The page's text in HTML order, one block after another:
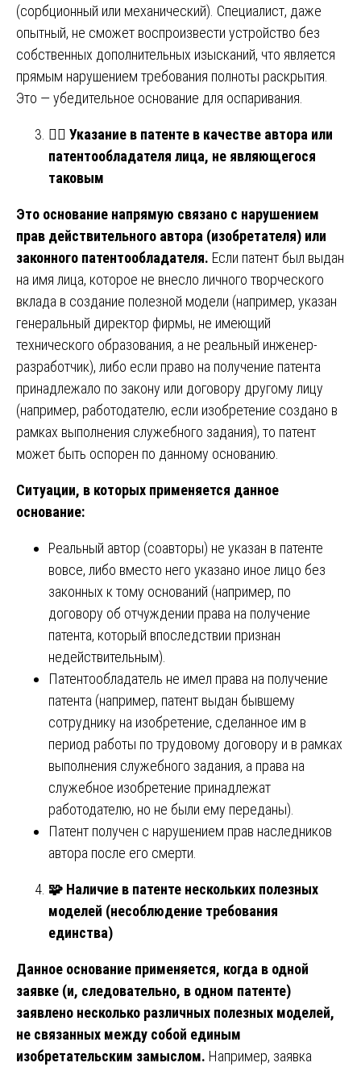
(сорбционный или механический). Специалист, даже
опытный, не сможет воспроизвести устройство без
собственных дополнительных изысканий, что является
прямым нарушением требования полноты раскрытия.
Это — убедительное основание для оспаривания.
🧑 Указание в патенте в качестве автора или
патентообладателя лица, не являющегося
таковым
Это основание напрямую связано с нарушением
прав действительного автора (изобретателя) или
законного патентообладателя. Если патент был выдан
на имя лица, которое не внесло личного творческого
вклада в создание полезной модели (например, указан
генеральный директор фирмы, не имеющий
технического образования, а не реальный инженер-
разработчик), либо если право на получение патента
принадлежало по закону или договору другому лицу
(например, работодателю, если изобретение создано в
рамках выполнения служебного задания), то патент
может быть оспорен по данному основанию.
Ситуации, в которых применяется данное
основание:
Реальный автор (соавторы) не указан в патенте
вовсе, либо вместо него указано иное лицо без
законных к тому оснований (например, по
договору об отчуждении права на получение
патента, который впоследствии признан
недействительным).
Патентообладатель не имел права на получение
патента (например, патент выдан бывшему
сотруднику на изобретение, сделанное им в
период работы по трудовому договору и в рамках
выполнения служебного задания, а права на
служебное изобретение принадлежат
работодателю, но не были ему переданы).
Патент получен с нарушением прав наследников
автора после его смерти.
🧩 Наличие в патенте нескольких полезных
моделей (несоблюдение требования
единства)
Данное основание применяется, когда в одной
заявке (и, следовательно, в одном патенте)
заявлено несколько различных полезных моделей,
не связанных между собой единым
изобретательским замыслом. Например, заявка